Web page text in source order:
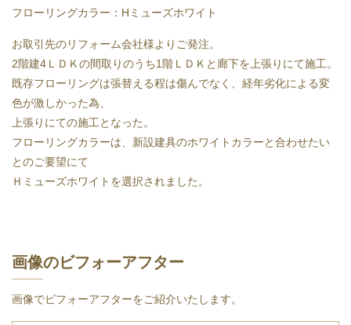
フローリングカラー：Hミューズホワイト
お取引先のリフォーム会社様よりご発注。
2階建4ＬＤＫの間取りのうち1階ＬＤＫと廊下を上張りにて施工。
既存フローリングは張替える程は傷んでなく、経年劣化による変
色が激しかった為、
上張りにての施工となった。
フローリングカラーは、新設建具のホワイトカラーと合わせたい
とのご要望にて
Ｈミューズホワイトを選択されました。
画像のビフォーアフター
画像でビフォーアフターをご紹介いたします。